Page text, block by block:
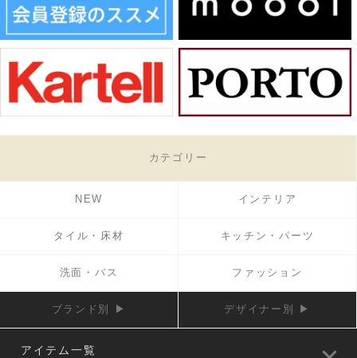
カテゴリー
NEW インテリア
タイル・床材 キッチン・パーツ
洗面・バス ファッション
ブランド別 ▶ デザイナー別 ▶
アイテム一覧